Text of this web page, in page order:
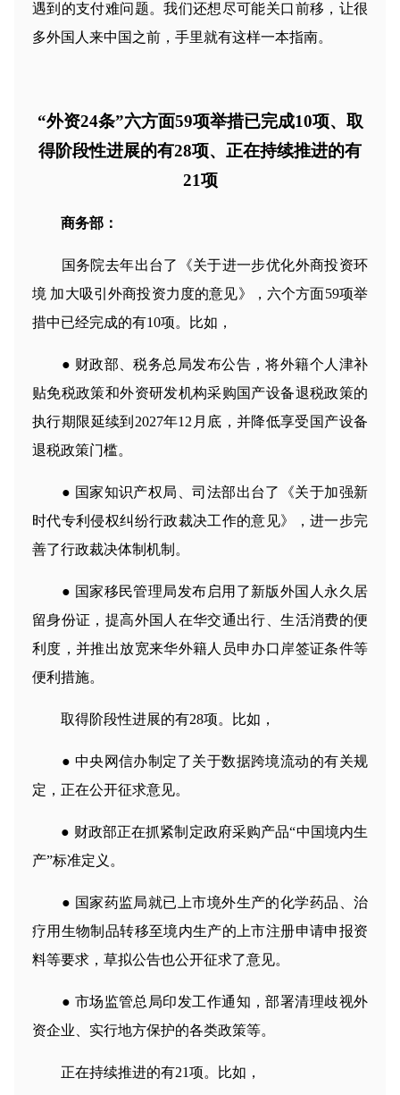
遇到的支付难问题。我们还想尽可能关口前移，让很
多外国人来中国之前，手里就有这样一本指南。
“外资24条”六方面59项举措已完成10项、取
得阶段性进展的有28项、正在持续推进的有
21项
商务部：
国务院去年出台了《关于进一步优化外商投资环
境 加大吸引外商投资力度的意见》，六个方面59项举
措中已经完成的有10项。比如，
● 财政部、税务总局发布公告，将外籍个人津补
贴免税政策和外资研发机构采购国产设备退税政策的
执行期限延续到2027年12月底，并降低享受国产设备
退税政策门槛。
● 国家知识产权局、司法部出台了《关于加强新
时代专利侵权纠纷行政裁决工作的意见》，进一步完
善了行政裁决体制机制。
● 国家移民管理局发布启用了新版外国人永久居
留身份证，提高外国人在华交通出行、生活消费的便
利度，并推出放宽来华外籍人员申办口岸签证条件等
便利措施。
取得阶段性进展的有28项。比如，
● 中央网信办制定了关于数据跨境流动的有关规
定，正在公开征求意见。
● 财政部正在抓紧制定政府采购产品“中国境内生
产”标准定义。
● 国家药监局就已上市境外生产的化学药品、治
疗用生物制品转移至境内生产的上市注册申请申报资
料等要求，草拟公告也公开征求了意见。
● 市场监管总局印发工作通知，部署清理歧视外
资企业、实行地方保护的各类政策等。
正在持续推进的有21项。比如，